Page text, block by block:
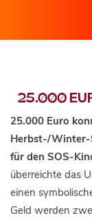
25.000
25.000 Euro
Herbst-/Winter-
für den SOS-
überreichte das
einen
Geld werden